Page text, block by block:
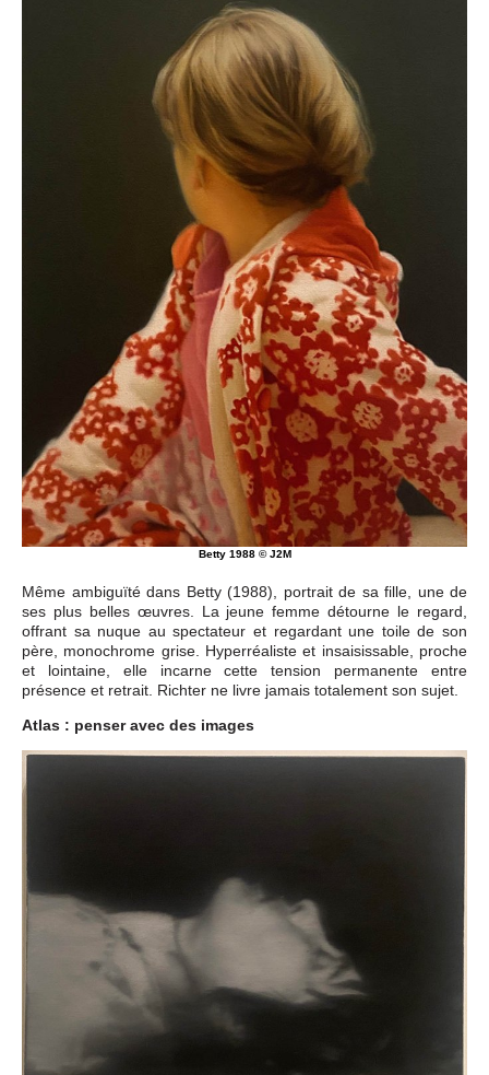
Betty 1988 © J2M
Même ambiguïté dans Betty (1988), portrait de sa fille, une de
ses plus belles œuvres. La jeune femme détourne le regard,
offrant sa nuque au spectateur et regardant une toile de son
père, monochrome grise. Hyperréaliste et insaisissable, proche
et lointaine, elle incarne cette tension permanente entre
présence et retrait. Richter ne livre jamais totalement son sujet.
Atlas : penser avec des images